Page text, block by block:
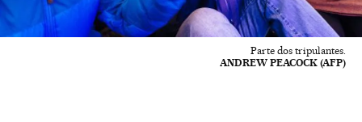
Parte dos tripulantes.
ANDREW PEACOCK (AFP)